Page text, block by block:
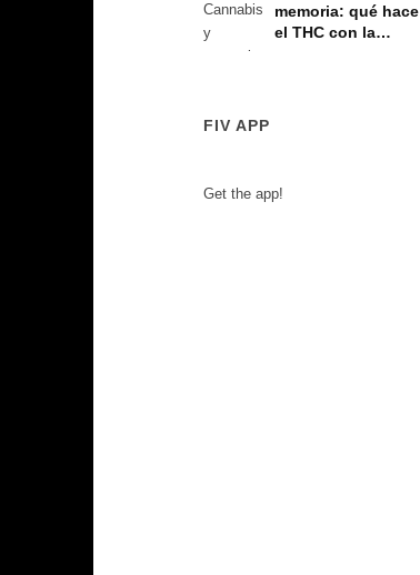
memoria: qué hace
el THC con la
FIV APP
Get the app!